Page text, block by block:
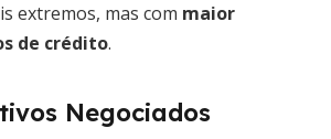
extremos, mas com maior
de crédito.
Negociados